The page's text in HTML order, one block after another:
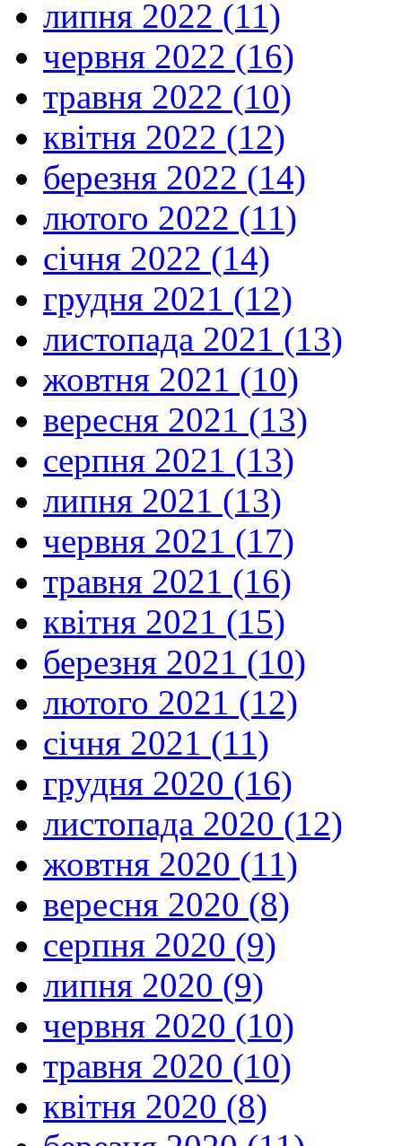
липня 2022 (11)
червня 2022 (16)
травня 2022 (10)
квітня 2022 (12)
березня 2022 (14)
лютого 2022 (11)
січня 2022 (14)
грудня 2021 (12)
листопада 2021 (13)
жовтня 2021 (10)
вересня 2021 (13)
серпня 2021 (13)
липня 2021 (13)
червня 2021 (17)
травня 2021 (16)
квітня 2021 (15)
березня 2021 (10)
лютого 2021 (12)
січня 2021 (11)
грудня 2020 (16)
листопада 2020 (12)
жовтня 2020 (11)
вересня 2020 (8)
серпня 2020 (9)
липня 2020 (9)
червня 2020 (10)
травня 2020 (10)
квітня 2020 (8)